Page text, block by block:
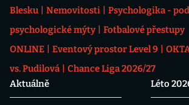
Blesku
Nemovitosti
Psychologika -
psychologické mýty
Fotbalové přestupy
ONLINE
Eventový prostor Level 9
vs. Pudilová
Chance Liga 2026/27
Aktuálně
Léto